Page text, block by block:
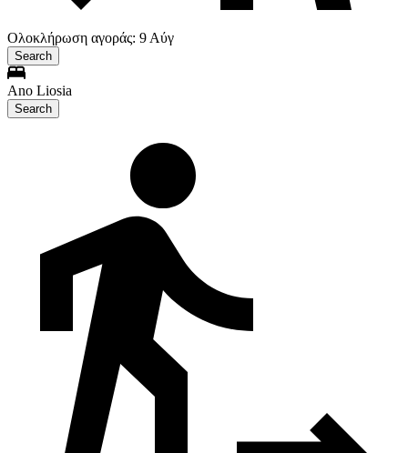
Ολοκλήρωση αγοράς: 9 Αύγ
Search
Ano Liosia
Search